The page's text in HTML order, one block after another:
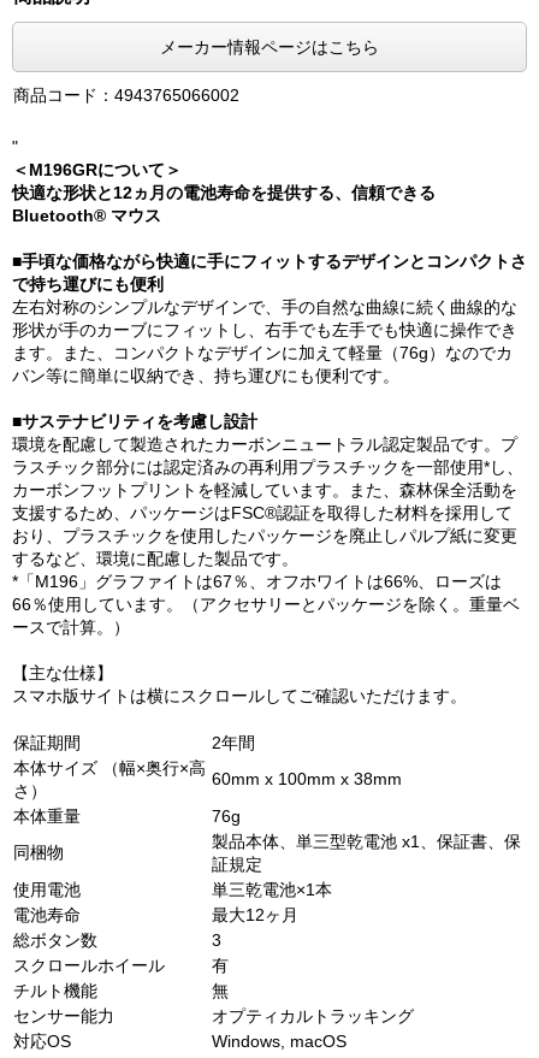
メーカー情報ページはこちら
商品コード：4943765066002
"
＜M196GRについて＞
快適な形状と12ヵ月の電池寿命を提供する、信頼できる
Bluetooth® マウス
■手頃な価格ながら快適に手にフィットするデザインとコンパクトさ
で持ち運びにも便利
左右対称のシンプルなデザインで、手の自然な曲線に続く曲線的な
形状が手のカーブにフィットし、右手でも左手でも快適に操作でき
ます。また、コンパクトなデザインに加えて軽量（76g）なのでカ
バン等に簡単に収納でき、持ち運びにも便利です。
■サステナビリティを考慮し設計
環境を配慮して製造されたカーボンニュートラル認定製品です。プ
ラスチック部分には認定済みの再利用プラスチックを一部使用*し、
カーボンフットプリントを軽減しています。また、森林保全活動を
支援するため、パッケージはFSC®認証を取得した材料を採用して
おり、プラスチックを使用したパッケージを廃止しパルプ紙に変更
するなど、環境に配慮した製品です。
*「M196」グラファイトは67％、オフホワイトは66%、ローズは
66％使用しています。（アクセサリーとパッケージを除く。重量ベ
ースで計算。）
【主な仕様】
スマホ版サイトは横にスクロールしてご確認いただけます。
保証期間
2年間
本体サイズ （幅×奥行×高
さ）
60mm x 100mm x 38mm
本体重量
76g
同梱物
製品本体、単三型乾電池 x1、保証書、保
証規定
使用電池
単三乾電池×1本
電池寿命
最大12ヶ月
総ボタン数
3
スクロールホイール
有
チルト機能
無
センサー能力
オプティカルトラッキング
対応OS
Windows, macOS